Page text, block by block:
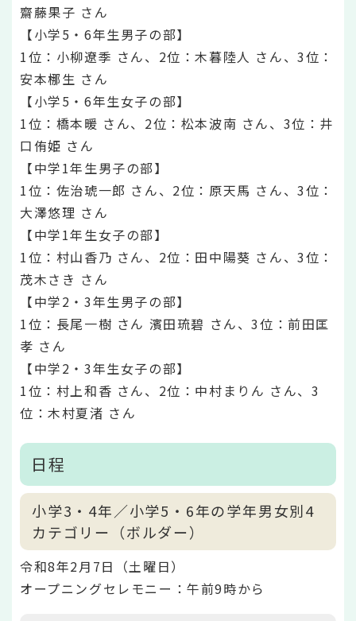
齋藤果子 さん
【小学5・6年生男子の部】
1位：小柳遼季 さん、2位：木暮陸人 さん、3位：
安本梛生 さん
【小学5・6年生女子の部】
1位：橋本暖 さん、2位：松本波南 さん、3位：井
口侑姫 さん
【中学1年生男子の部】
1位：佐治琥一郎 さん、2位：原天馬 さん、3位：
大澤悠理 さん
【中学1年生女子の部】
1位：村山香乃 さん、2位：田中陽葵 さん、3位：
茂木さき さん
【中学2・3年生男子の部】
1位：長尾一樹 さん 濱田琉碧 さん、3位：前田匡
孝 さん
【中学2・3年生女子の部】
1位：村上和香 さん、2位：中村まりん さん、3
位：木村夏渚 さん
日程
小学3・4年／小学5・6年の学年男女別4
カテゴリー（ボルダー）
令和8年2月7日（土曜日）
オープニングセレモニー：午前9時から